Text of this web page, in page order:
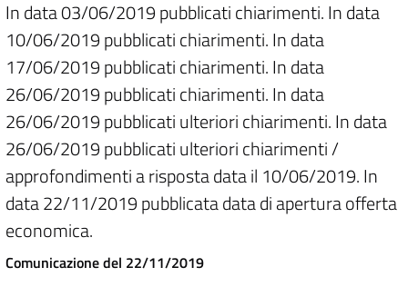
In data 03/06/2019 pubblicati chiarimenti. In data
10/06/2019 pubblicati chiarimenti. In data
17/06/2019 pubblicati chiarimenti. In data
26/06/2019 pubblicati chiarimenti. In data
26/06/2019 pubblicati ulteriori chiarimenti. In data
26/06/2019 pubblicati ulteriori chiarimenti /
approfondimenti a risposta data il 10/06/2019. In
data 22/11/2019 pubblicata data di apertura offerta
economica.
Comunicazione del 22/11/2019